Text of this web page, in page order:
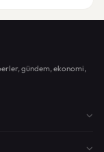
gündem, ekonomi,